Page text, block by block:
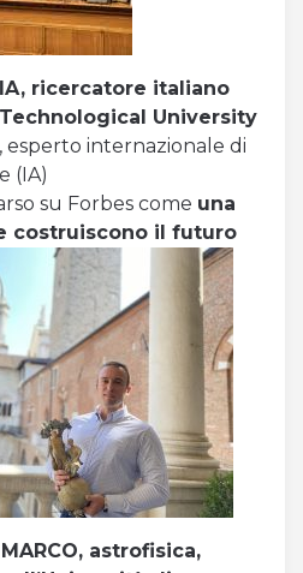
ricercatore italiano
University
, esperto internazionale di
(IA)
su Forbes come una
costruiscono il futuro
astrofisica,